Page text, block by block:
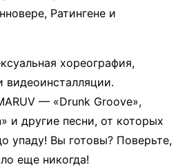
Ратингене и
хореография,
видеоинсталляции.
— «Drunk Groove»,
и другие песни, от которых
упаду! Вы готовы? Поверьте,
еще никогда!